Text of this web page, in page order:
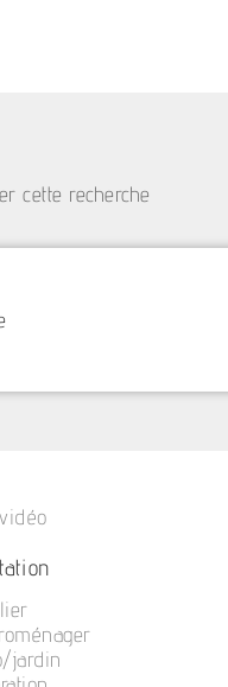
cette recherche
jardin